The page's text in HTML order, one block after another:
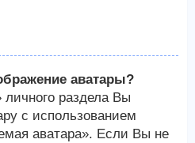
аватары?
раздела Вы
с использованием
аватара». Если Вы не